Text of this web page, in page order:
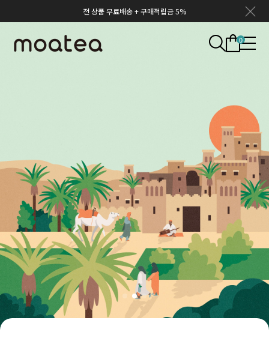
전 상품 무료배송 + 구매적립금 5%
0